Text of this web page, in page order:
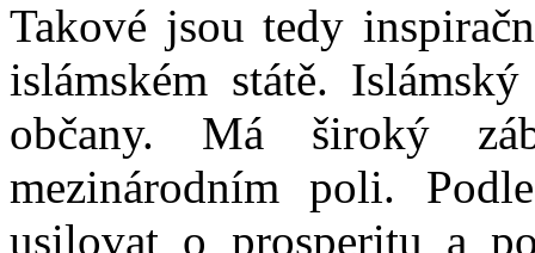
Takové jsou tedy
islámském státě.
občany. Má široký
mezinárodním poli.
usilovat o prosperitu a